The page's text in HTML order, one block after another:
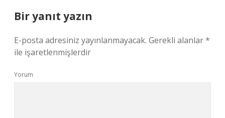
Bir yanıt yazın
E-posta adresiniz yayınlanmayacak. Gerekli alanlar*
ile işaretlenmişlerdir
Yorum